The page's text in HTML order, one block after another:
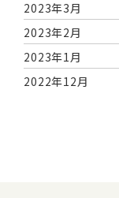
2023年3月
2023年2月
2023年1月
2022年12月